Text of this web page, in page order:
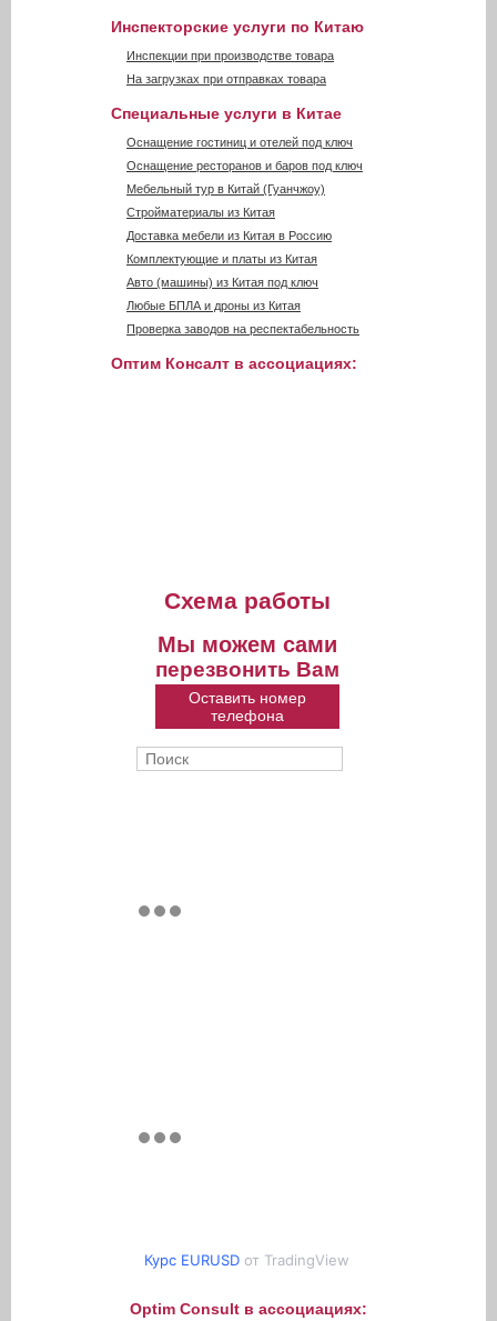
Инспекторские услуги по Китаю
Инспекции при производстве товара
На загрузках при отправках товара
Специальные услуги в Китае
Оснащение гостиниц и отелей под ключ
Оснащение ресторанов и баров под ключ
Мебельный тур в Китай (Гуанчжоу)
Стройматериалы из Китая
Доставка мебели из Китая в Россию
Комплектующие и платы из Китая
Авто (машины) из Китая под ключ
Любые БПЛА и дроны из Китая
Проверка заводов на респектабельность
Оптим Консалт в ассоциациях:
Схема работы
Мы можем сами
перезвонить Вам
Оставить номер
телефона
Форма поиска
Поиск
Курс EURUSD от TradingView
Optim Consult в ассоциациях: